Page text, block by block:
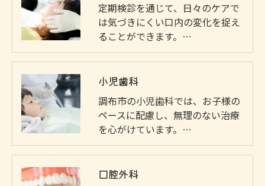
定期検診を通じて、日々のケアで
は気づきにくい口内の変化を捉え
ることができます。…
小児歯科
調布市の小児歯科では、お子様の
ペースに配慮し、無理のない治療
を心がけています。…
口腔外科